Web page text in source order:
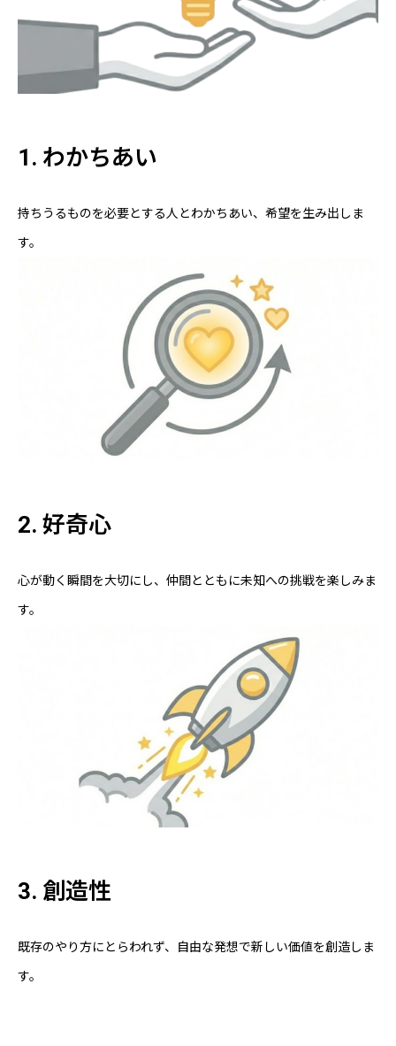
1. わかちあい
持ちうるものを必要とする人とわかちあい、希望を生み出しま
す。
2. 好奇心
心が動く瞬間を大切にし、仲間とともに未知への挑戦を楽しみま
す。
3. 創造性
既存のやり方にとらわれず、自由な発想で新しい価値を創造しま
す。